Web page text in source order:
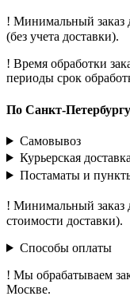
! Минимальный заказ
(без учета доставки).
! Время обработки
периоды срок
По Санкт-Петербургу
Самовывоз
Курьерская
Постаматы и
! Минимальный заказ
стоимости доставки).
Способы оплаты
! Мы обрабатываем
Москве.